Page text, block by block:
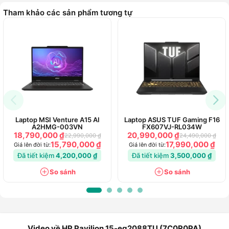
chiếc laptop văn phòng đa năng mà người dùng không thể
động bền bỉ. RAM 16GB song hành cùng ổ cứng SSD 512GB
Tham khảo các sản phẩm tương tự
Laptop MSI Venture A15 AI
A2HMG-003VN
18,790,000 ₫22,990,000 ₫
Giá lên đời từ:15,790,000 ₫
Đã tiết kiệm4,200,000 ₫
So sánh
Laptop ASUS TUF Gaming F16
FX607VJ-RL034W
20,990,000 ₫24,490,000 ₫
Giá lên đời từ:17,990,000 ₫
Đã tiết kiệm3,500,000 ₫
So sánh